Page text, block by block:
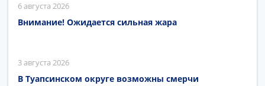
6 августа 2026
Внимание! Ожидается сильная жара
3 августа 2026
В Туапсинском округе возможны смерчи